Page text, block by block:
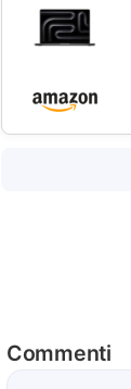
Commenti